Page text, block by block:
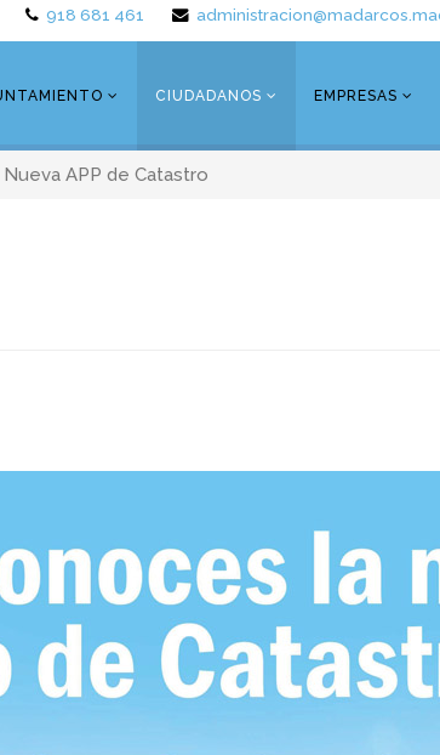
918 681 461
CIUDADANOS EMPRESAS
Nueva APP de Catastro